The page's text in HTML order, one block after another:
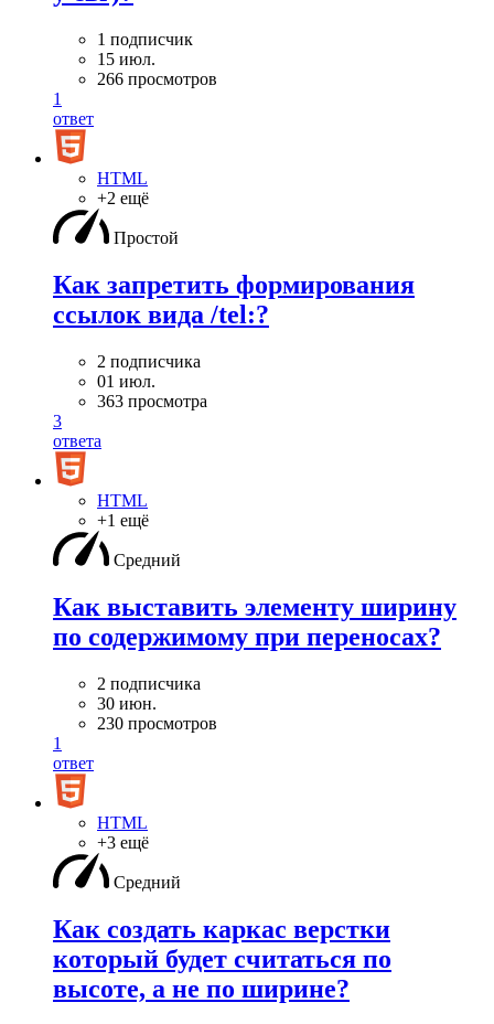
1 подписчик
15 июл.
266 просмотров
1
ответ
HTML
+2 ещё
Простой
Как запретить формирования
ссылок вида /tel:?
2 подписчика
01 июл.
363 просмотра
3
ответа
HTML
+1 ещё
Средний
Как выставить элементу ширину
по содержимому при переносах?
2 подписчика
30 июн.
230 просмотров
1
ответ
HTML
+3 ещё
Средний
Как создать каркас верстки
который будет считаться по
высоте, а не по ширине?